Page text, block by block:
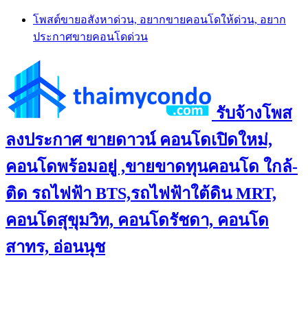
Skip
content
โพสต์ขายอสังหาด่วน, อยากขายคอนโดให้ด่วน, อยาก
ประกาศขายคอนโดด่วน
รับจ้างโพส
ลงประกาศ ขายดาวน์ คอนโดเปิดใหม่,
คอนโดพร้อมอยู่ ,ขายขาดทุนคอนโด ใกล้-
ติด รถไฟฟ้า BTS,รถไฟฟ้าใต้ดิน MRT,
คอนโดสุขุมวิท, คอนโดรัชดา, คอนโด
สาทร, อ่อนนุช